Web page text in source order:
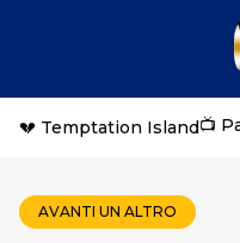
💔 Temptation Island📺
AVANTI UN ALTRO